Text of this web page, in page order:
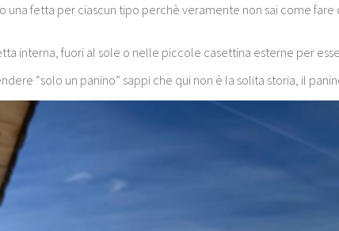
una fetta per ciascun tipo perchè veramente non sai come fare
interna, fuori al sole o nelle piccole casettina esterne per
“solo un panino” sappi che qui non è la solita storia, il